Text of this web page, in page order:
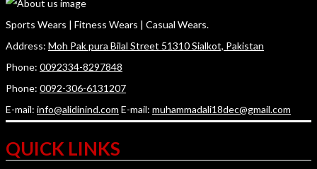
Sports Wears | Fitness Wears | Casual Wears.
Address: Moh Pak pura Bilal Street 51310 Sialkot, Pakistan
Phone: 0092334-8297848
Phone: 0092-306-6131207
E-mail: info@alidinind.com E-mail: muhammadali18dec@gmail.com
QUICK LINKS